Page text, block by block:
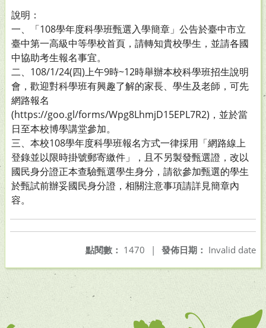
說明：
一、「108學年度科學班甄選入學簡章」公告於臺中市立
臺中第一高級中等學校首頁，請轉知貴校學生，並請各國
中協助考生報名事宜。
二、108/1/24(四)上午9時~12時舉辦本校科學班招生說明
會，歡迎對科學班有興趣了解的家長、學生及老師，可先
網路報名
(https://goo.gl/forms/Wpg8LhmjD15EPL7R2)，並於當
日至本校博學講堂參加。
三、本校108學年度科學班報名方式一律採用「網路線上
登錄並以限時掛號郵寄繳件」，且不另製發甄選證，改以
國民身分證正本查驗甄選學生身分，請欲參加甄選的學生
於甄試前辦妥國民身分證，相關注意事項請詳見簡章內
容。
發佈日期： Invalid date
點閱數： 1470 |